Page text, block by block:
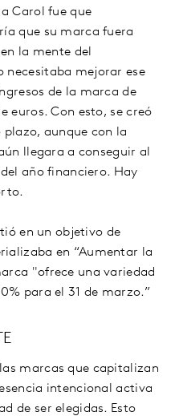
Carol fue que
que su marca fuera
la mente del
necesitaba mejorar ese
de la marca de
euros. Con esto, se creó
aunque con la
llegara a conseguir al
año financiero. Hay
en un objetivo de
en “Aumentar la
"ofrece una variedad
para el 31 de marzo.”
marcas que capitalizan
intencional activa
de ser elegidas. Esto